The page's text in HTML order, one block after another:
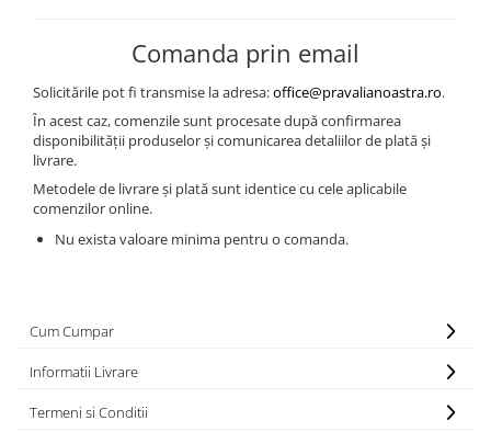
Comanda prin email
Solicitările pot fi transmise la adresa:office@pravalianoastra.ro.
În acest caz, comenzile sunt procesate după confirmarea
disponibilității produselor și comunicarea detaliilor de plată și
livrare.
Metodele de livrare și plată sunt identice cu cele aplicabile
comenzilor online.
Nu exista valoare minima pentru o comanda.
Cum Cumpar
Informatii Livrare
Termeni si Conditii